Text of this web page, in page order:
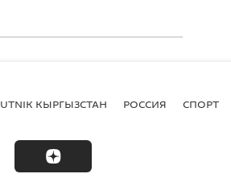
КЫРГЫЗСТАН РОССИЯ СПОРТ